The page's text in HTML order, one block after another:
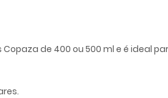
de 400 ou 500 ml e é ideal